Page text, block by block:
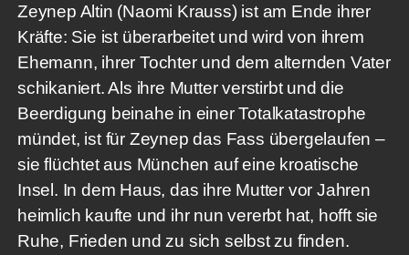
Zeynep Altin (Naomi Krauss) ist am Ende ihrer
Kräfte: Sie ist überarbeitet und wird von ihrem
Ehemann, ihrer Tochter und dem alternden Vater
schikaniert. Als ihre Mutter verstirbt und die
Beerdigung beinahe in einer Totalkatastrophe
mündet, ist für Zeynep das Fass übergelaufen –
sie flüchtet aus München auf eine kroatische
Insel. In dem Haus, das ihre Mutter vor Jahren
heimlich kaufte und ihr nun vererbt hat, hofft sie
Ruhe, Frieden und zu sich selbst zu finden.